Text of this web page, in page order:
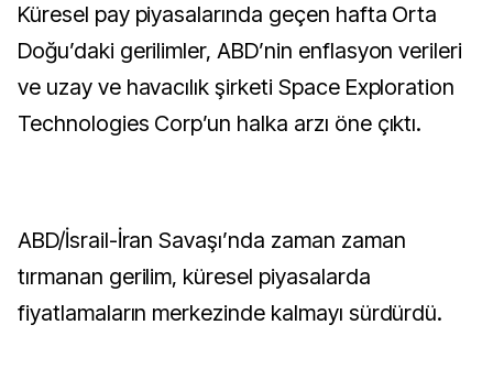
Küresel pay piyasalarında geçen hafta Orta
Doğu’daki gerilimler, ABD’nin enflasyon verileri
ve uzay ve havacılık şirketi Space Exploration
Technologies Corp’un halka arzı öne çıktı.
ABD/İsrail-İran Savaşı’nda zaman zaman
tırmanan gerilim, küresel piyasalarda
fiyatlamaların merkezinde kalmayı sürdürdü.